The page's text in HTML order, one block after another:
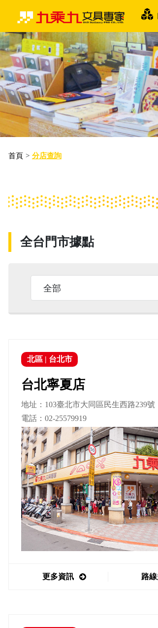
首頁 > 分店查詢
全台門市據點
全部
北區| 台北市
台北寧夏店
地址：103臺北市大同區民生西路239號
電話： 02-25579919
更多資訊 路